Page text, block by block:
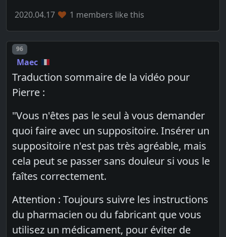
2020.04.17 1 members like this
Post number
96
Maec
Traduction sommaire de la vidéo pour
Pierre :
"Vous n'êtes pas le seul à vous demander
quoi faire avec un suppositoire. Insérer un
suppositoire n'est pas très agréable, mais
cela peut se passer sans douleur si vous le
faîtes correctement.
Attention : Toujours suivre les instructions
du pharmacien ou du fabricant que vous
utilisez un médicament, pour éviter de